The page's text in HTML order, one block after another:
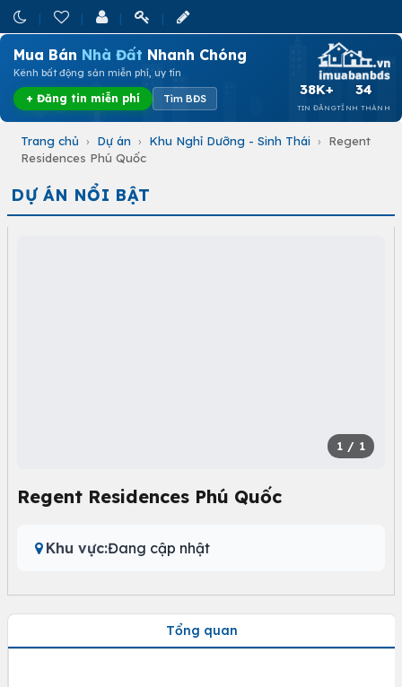
Mua Bán Nhà Đất Nhanh Chóng
Kênh bất động sản miễn phí, uy tín
+ Đăng tin miễn phí Tìm BĐS
38K+
TIN ĐĂNG
34
TỈNH THÀNH
Trang chủ › Dự án › Khu Nghỉ Dưỡng - Sinh Thái ›
Regent
Residences Phú Quốc
DỰ ÁN NỔI BẬT
1 / 1
Regent Residences Phú Quốc
Khu vực:Đang cập nhật
Tổng quan